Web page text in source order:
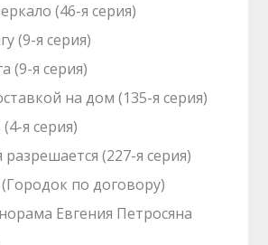
(46-я серия)
(9-я серия)
(9-я серия)
на дом (135-я серия)
я серия)
разрешается (227-я серия)
по договору)
Евгения Петросяна